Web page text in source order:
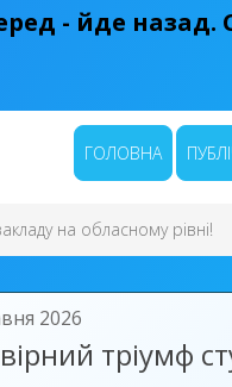
- йде назад.
ГОЛОВНА
на обласному рівні!
2026
тріумф